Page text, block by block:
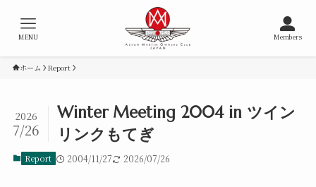
Members
MENU
ホーム Report
Winter Meeting 2004 in ツイン
リンクもてぎ
2026
7/26
Report 2004/11/27 2026/07/26